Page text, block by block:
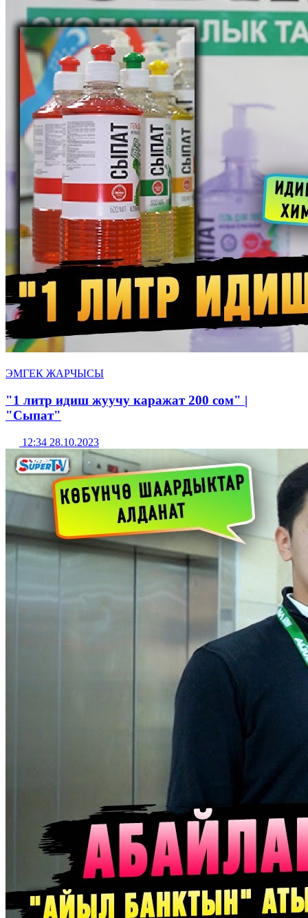
ЭМГЕК ЖАРЧЫСЫ
"1 литр идиш жуучу каражат 200 сом" |
"Сыпат"
12:34 28.10.2023